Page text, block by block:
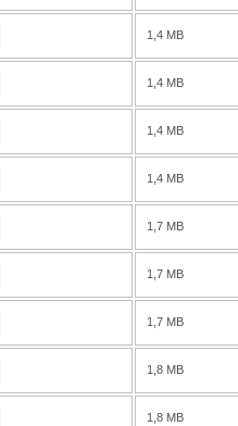
1,4 MB
1,4 MB
1,4 MB
1,4 MB
1,7 MB
1,7 MB
1,7 MB
1,8 MB
1,8 MB